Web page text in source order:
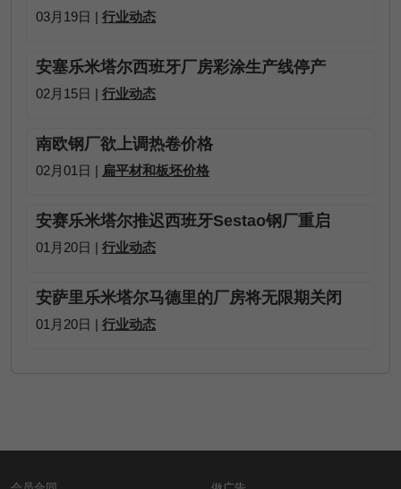
03月19日 | 行业动态
安塞乐米塔尔西班牙厂房彩涂生产线停产
02月15日 | 行业动态
南欧钢厂欲上调热卷价格
02月01日 | 扁平材和板坯价格
安赛乐米塔尔推迟西班牙Sestao钢厂重启
01月20日 | 行业动态
安萨里乐米塔尔马德里的厂房将无限期关闭
01月20日 | 行业动态